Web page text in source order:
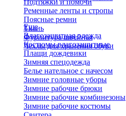
Подтяжки и помочи
Ременные ленты и стропы
Поясные ремни
Ткань
Фурнитура швейная
Чехлы для хранения обуви
Еще
Влагозащитная одежда
Костюмы влагозащитные
Плащи дождевики
Зимняя спецодежда
Белье нательное с начесом
Зимние головные уборы
Зимние рабочие брюки
Зимние рабочие комбинезоны
Зимние рабочие костюмы